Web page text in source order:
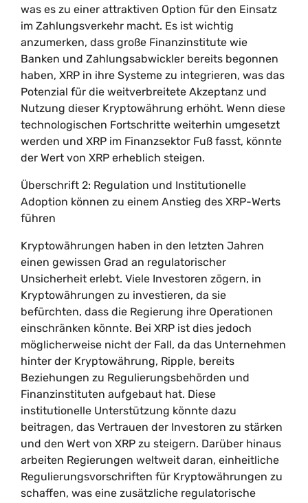
was es zu einer attraktiven Option für den Einsatz
im Zahlungsverkehr macht. Es ist wichtig
anzumerken, dass große Finanzinstitute wie
Banken und Zahlungsabwickler bereits begonnen
haben, XRP in ihre Systeme zu integrieren, was das
Potenzial für die weitverbreitete Akzeptanz und
Nutzung dieser Kryptowährung erhöht. Wenn diese
technologischen Fortschritte weiterhin umgesetzt
werden und XRP im Finanzsektor Fuß fasst, könnte
der Wert von XRP erheblich steigen.
Überschrift 2: Regulation und Institutionelle
Adoption können zu einem Anstieg des XRP-Werts
führen
Kryptowährungen haben in den letzten Jahren
einen gewissen Grad an regulatorischer
Unsicherheit erlebt. Viele Investoren zögern, in
Kryptowährungen zu investieren, da sie
befürchten, dass die Regierung ihre Operationen
einschränken könnte. Bei XRP ist dies jedoch
möglicherweise nicht der Fall, da das Unternehmen
hinter der Kryptowährung, Ripple, bereits
Beziehungen zu Regulierungsbehörden und
Finanzinstituten aufgebaut hat. Diese
institutionelle Unterstützung könnte dazu
beitragen, das Vertrauen der Investoren zu stärken
und den Wert von XRP zu steigern. Darüber hinaus
arbeiten Regierungen weltweit daran, einheitliche
Regulierungsvorschriften für Kryptowährungen zu
schaffen, was eine zusätzliche regulatorische